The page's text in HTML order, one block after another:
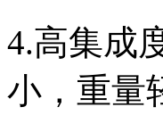
4.高集成
小，重量